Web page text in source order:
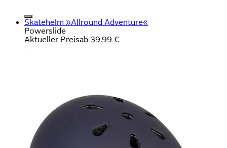
Skatehelm »Allround Adventure«
Powerslide
Aktueller Preisab 39,99 €